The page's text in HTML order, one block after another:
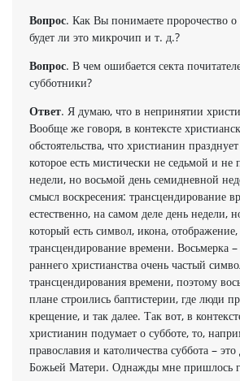
Вопрос. Как Вы понимаете пророчество о
будет ли это микрочип и т. д.?
Вопрос. В чем ошибается секта
субботники?
Ответ. Я думаю, что в непринятии
Вообще же говоря, в контексте
обстоятельства, что христианин
которое есть мистически не седьмой и
недели, но восьмой день семидневной
смысл воскресения: трансцендирование
естественно, на самом деле день недели,
который есть символ, икона, отображение,
трансцендирование времени. Восьмерка
раннего христианства очень частый
трансцендирования времени, поэтому
плане строились баптистерии, где люди
крещение, и так далее. Так вот, в
христианин подумает о субботе, то,
православия и католичества суббота –
Божьей Матери. Однажды мне пришлось